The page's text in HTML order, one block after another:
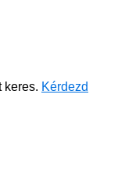
keres. Kérdezd